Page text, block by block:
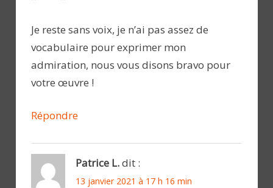
Je reste sans voix, je n’ai pas assez de
vocabulaire pour exprimer mon
admiration, nous vous disons bravo pour
votre œuvre !
Répondre
Patrice L.dit :
13 janvier 2021 à 17 h 16 min